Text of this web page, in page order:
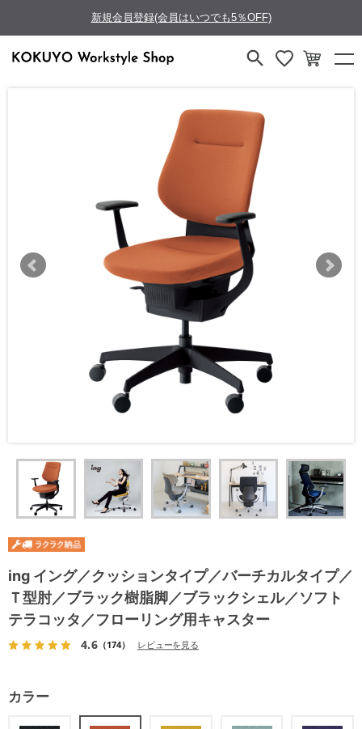
新規会員登録(会員はいつでも5％OFF)
ing イング／クッションタイプ／バーチカルタイプ／
Ｔ型肘／ブラック樹脂脚／ブラックシェル／ソフト
テラコッタ／フローリング用キャスター
4.6（174） レビューを見る
カラー